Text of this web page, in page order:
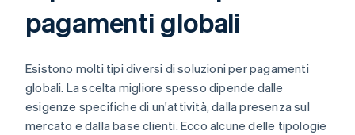
pagamenti globali
Esistono molti tipi diversi di soluzioni per pagamenti
globali. La scelta migliore spesso dipende dalle
esigenze specifiche di un'attività, dalla presenza sul
mercato e dalla base clienti. Ecco alcune delle tipologie